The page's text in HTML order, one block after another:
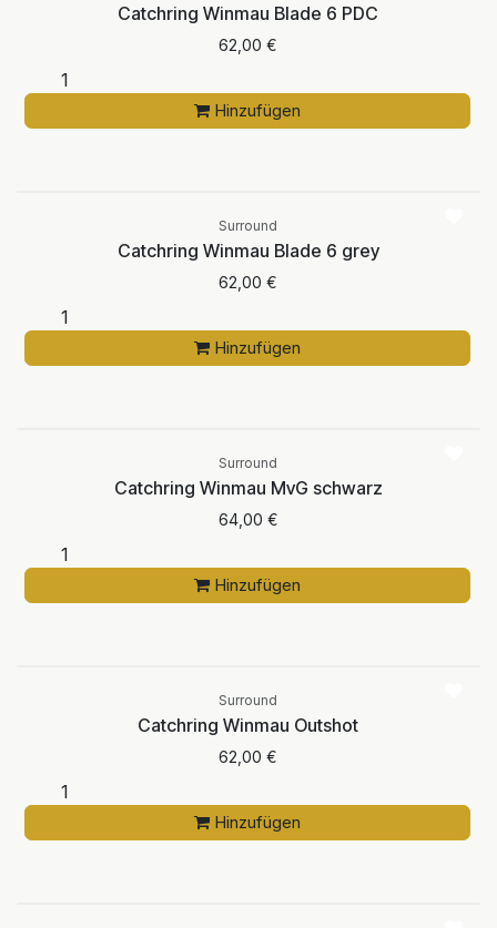
Catchring Winmau Blade 6 PDC
62,00 €
Hinzufügen
Surround
Catchring Winmau Blade 6 grey
62,00 €
Hinzufügen
Surround
Catchring Winmau MvG schwarz
64,00 €
Hinzufügen
Surround
Catchring Winmau Outshot
62,00 €
Hinzufügen